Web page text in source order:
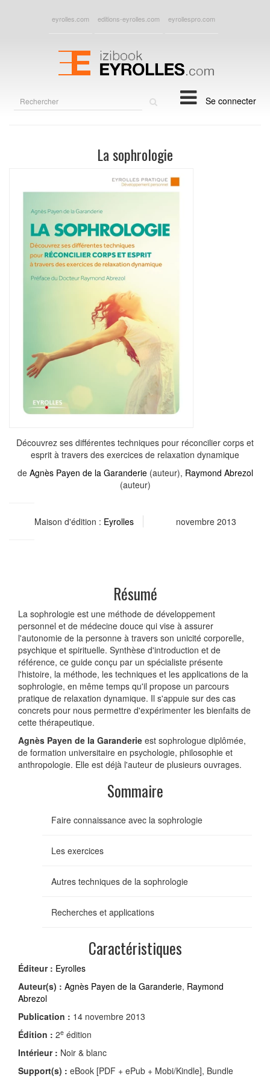
eyrolles.com editions-eyrolles.com eyrollespro.com
Se connecter
La sophrologie
Découvrez ses différentes techniques pour réconcilier corps et
esprit à travers des exercices de relaxation dynamique
de Agnès Payen de la Garanderie(auteur), Raymond Abrezol
(auteur)
Maison d'édition : Eyrolles novembre 2013
Résumé
La sophrologie est une méthode de développement
personnel et de médecine douce qui vise à assurer
l'autonomie de la personne à travers son unicité corporelle,
psychique et spirituelle. Synthèse d'introduction et de
référence, ce guide conçu par un spécialiste présente
l'histoire, la méthode, les techniques et les applications de la
sophrologie, en même temps qu'il propose un parcours
pratique de relaxation dynamique. Il s'appuie sur des cas
concrets pour nous permettre d'expérimenter les bienfaits de
cette thérapeutique.
Agnès Payen de la Garanderie est sophrologue diplômée,
de formation universitaire en psychologie, philosophie et
anthropologie. Elle est déjà l'auteur de plusieurs ouvrages.
Sommaire
Faire connaissance avec la sophrologie
Les exercices
Autres techniques de la sophrologie
Recherches et applications
Caractéristiques
Éditeur : Eyrolles
Auteur(s) : Agnès Payen de la Garanderie, Raymond
Abrezol
Publication : 14 novembre 2013
Édition : 2e édition
Intérieur : Noir & blanc
Support(s) : eBook [PDF + ePub + Mobi/Kindle], Bundle